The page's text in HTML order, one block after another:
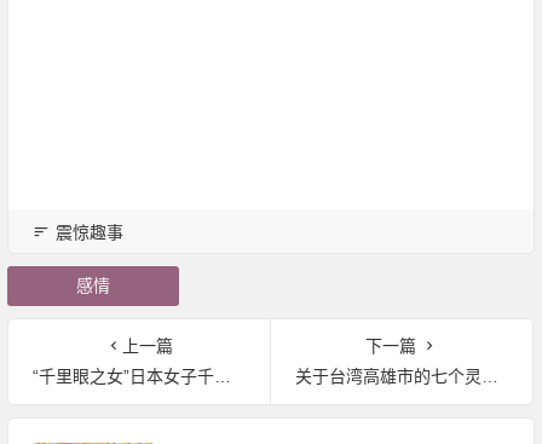
震惊趣事
感情
上一篇
“千里眼之女”日本女子千鹤子的事迹
下一篇
关于台湾高雄市的七个灵异事件即高雄7大灵异景点